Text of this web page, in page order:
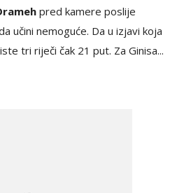
pred kamere poslije
učini nemoguće. Da u izjavi koja
tri riječi čak 21 put. Za Ginisa...